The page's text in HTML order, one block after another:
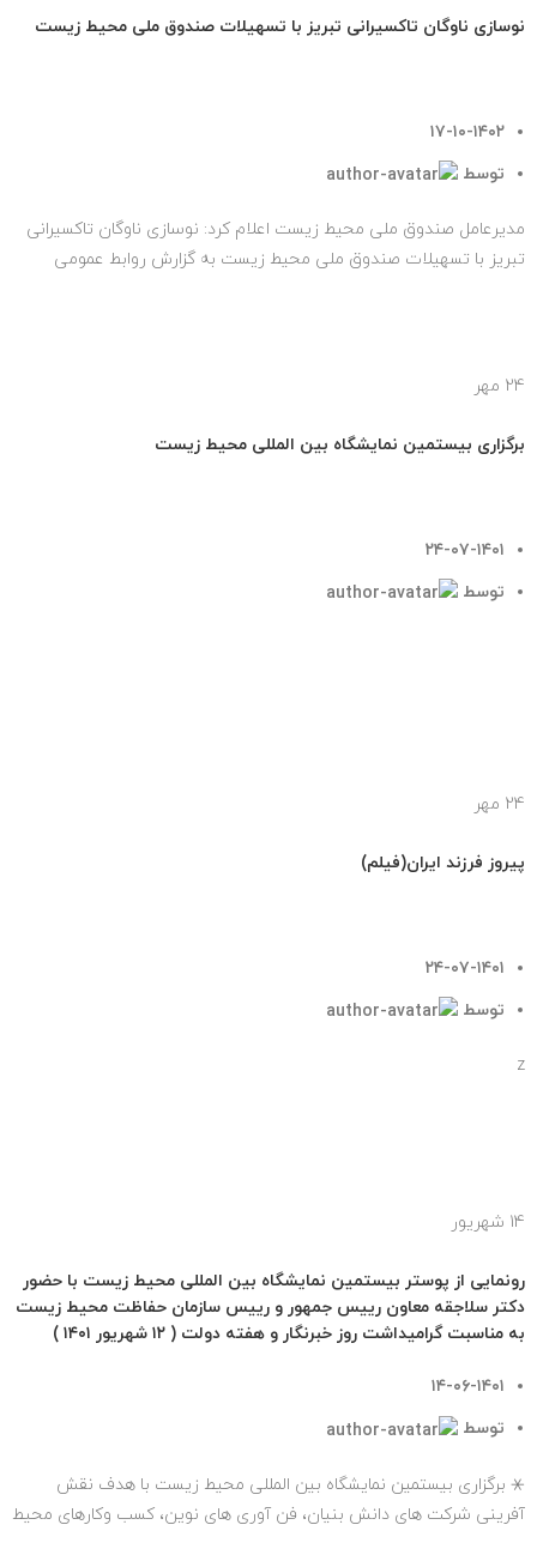
نوسازی ناوگان تاکسیرانی تبریز با تسهیلات صندوق ملی محیط زیست
۱۷-۱۰-۱۴۰۲
توسط
مدیرعامل صندوق ملی محیط زیست اعلام کرد: نوسازی ناوگان تاکسیرانی
تبریز با تسهیلات صندوق ملی محیط زیست به گزارش روابط عمومی
24 مهر
برگزاری بیستمین نمایشگاه بین المللی محیط زیست
۲۴-۰۷-۱۴۰۱
توسط
24 مهر
پیروز فرزند ایران(فیلم)
۲۴-۰۷-۱۴۰۱
توسط
z
14 شهریور
رونمایی از پوستر بیستمین نمایشگاه بین المللی محیط زیست با حضور
دکتر سلاجقه معاون رییس جمهور و رییس سازمان حفاظت محیط زیست
به مناسبت گرامیداشت روز خبرنگار و هفته دولت ( ۱۲ شهریور ۱۴۰۱ )
۱۴-۰۶-۱۴۰۱
توسط
⚹ برگزاری بیستمین نمایشگاه بین المللی محیط زیست با هدف نقش
آفرینی شرکت های دانش بنیان، فن آوری های نوین، کسب وکارهای محیط